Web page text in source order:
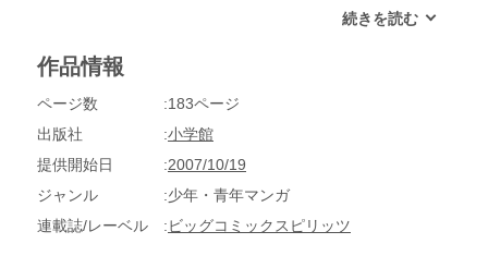
いよいよＲたち三年生は復活した修学旅行に出発。ところが、
から大騒動に!?
作品情報
ページ数
183ページ
出版社
小学館
提供開始日
2007/10/19
ジャンル
少年・青年マンガ
連載誌/レーベル
ビッグコミックスピリッツ